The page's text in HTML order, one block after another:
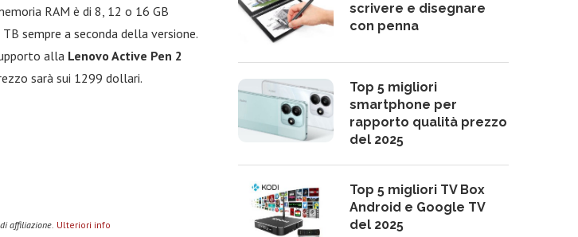
RAM è di 8, 12 o 16 GB
sempre a seconda della versione.
alla Lenovo Active Pen 2
sarà sui 1299 dollari.
affiliazione. Ulteriori info
scrivere e disegnare
con penna
Top 5 migliori
smartphone per
rapporto qualità prezzo
del 2025
Top 5 migliori TV Box
Android e Google TV
del 2025